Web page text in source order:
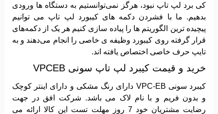
کی برد لپ تاپ نبود، هرگز نمی‌توانستیم به دستگاه ها ورودی
بدهیم. ما با فشردن دکمه های کیبورد لپ تاپ می ‌توانیم
پیچیده ‌ترین الگوریتم ‌ها را پیاده ‌سازی کنیم هر یک از دکمه‌های
قرار گرفته روی کیبورد وظیفه‌‌ ی خاصی را انجام می‌دهند و به
تایپ حرف خاصی اختصاص یافته ‌اند.
خرید و قیمت کیبرد لپ تاپ سونی VPCEB
کیبرد سونی VPC-EB دارای رنگ مشکی و دارای اینتر کوچک
و بدون فریم و با نام لاک می باشد. شرکت افق در جهت
رضایت مشتریان خود 7 روز مهلت تست این کالا ارائه می